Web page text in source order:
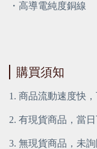
・高導電純度銅線
購買須知
1. 商品流動速度快
2. 有現貨商品，當
3. 無現貨商品，未